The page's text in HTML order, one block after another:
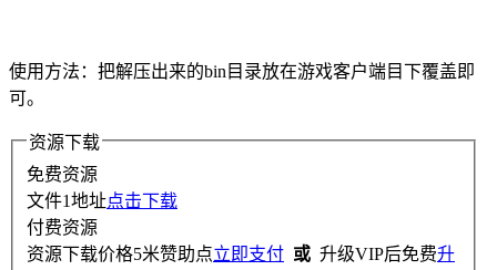
使用方法：把解压出来的bin目录放在游戏客户端目下覆盖即
可。
资源下载
免费资源
文件1地址点击下载
付费资源
资源下载价格5米赞助点立即支付 或 升级VIP后免费升